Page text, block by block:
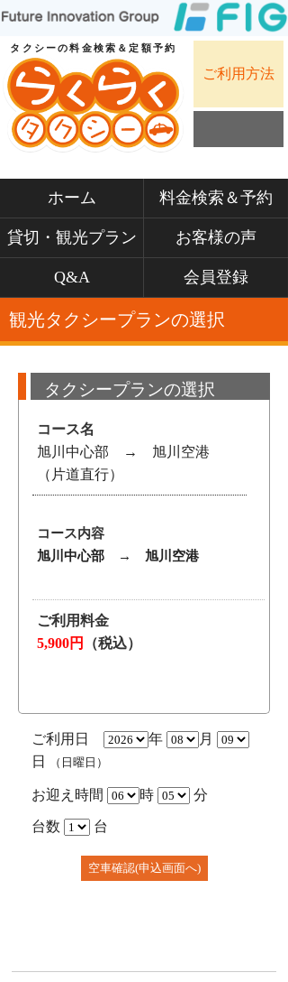
タクシーの料金検索＆定額予約
ご利用方法
ホーム 料金検索＆予約
貸切・観光プラン お客様の声
Q&A 会員登録
観光タクシープランの選択
タクシープランの選択
コース名
旭川中心部 → 旭川空港
（片道直行）
コース内容
旭川中心部 → 旭川空港
ご利用料金
5,900円
（税込）
ご利用日 年
月
日
（日曜日）
お迎え時間 時 分
台数 台